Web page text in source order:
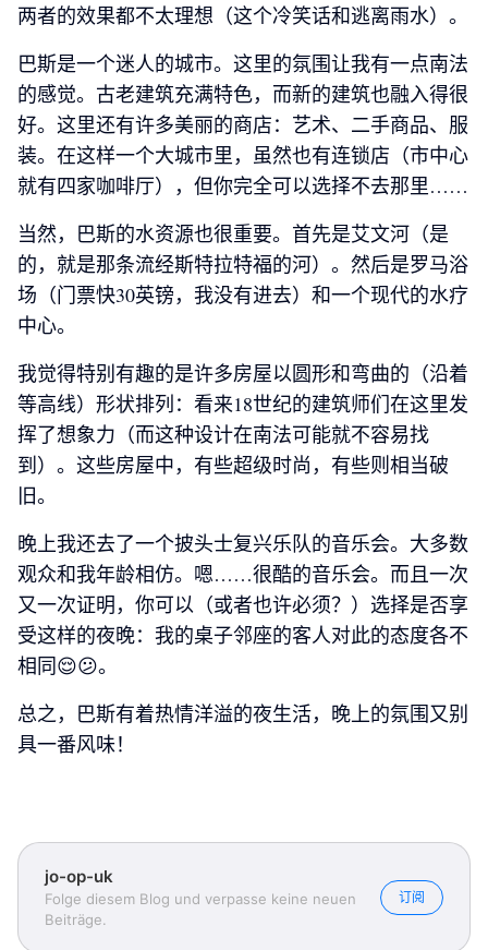
两者的效果都不太理想（这个冷笑话和逃离雨水）。
巴斯是一个迷人的城市。这里的氛围让我有一点南法
的感觉。古老建筑充满特色，而新的建筑也融入得很
好。这里还有许多美丽的商店：艺术、二手商品、服
装。在这样一个大城市里，虽然也有连锁店（市中心
就有四家咖啡厅），但你完全可以选择不去那里……
当然，巴斯的水资源也很重要。首先是艾文河（是
的，就是那条流经斯特拉特福的河）。然后是罗马浴
场（门票快30英镑，我没有进去）和一个现代的水疗
中心。
我觉得特别有趣的是许多房屋以圆形和弯曲的（沿着
等高线）形状排列：看来18世纪的建筑师们在这里发
挥了想象力（而这种设计在南法可能就不容易找
到）。这些房屋中，有些超级时尚，有些则相当破
旧。
晚上我还去了一个披头士复兴乐队的音乐会。大多数
观众和我年龄相仿。嗯……很酷的音乐会。而且一次
又一次证明，你可以（或者也许必须？）选择是否享
受这样的夜晚：我的桌子邻座的客人对此的态度各不
相同😌😕。
总之，巴斯有着热情洋溢的夜生活，晚上的氛围又别
具一番风味！
jo-op-uk
Folge diesem Blog und verpasse keine neuen
Beiträge.
订阅